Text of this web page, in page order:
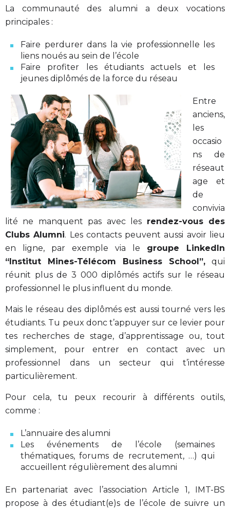
La communauté des alumni a deux vocations
principales :
Faire perdurer dans la vie professionnelle les
liens noués au sein de l’école
Faire profiter les étudiants actuels et les
jeunes diplômés de la force du réseau
Entre
anciens,
les
occasio
ns de
réseaut
age et
de
convivia
lité ne manquent pas avec les rendez-vous des
Clubs Alumni. Les contacts peuvent aussi avoir lieu
en ligne, par exemple via le groupe LinkedIn
“Institut Mines-Télécom Business School”, qui
réunit plus de 3 000 diplômés actifs sur le réseau
professionnel le plus influent du monde.
Mais le réseau des diplômés est aussi tourné vers les
étudiants. Tu peux donc t’appuyer sur ce levier pour
tes recherches de stage, d’apprentissage ou, tout
simplement, pour entrer en contact avec un
professionnel dans un secteur qui t’intéresse
particulièrement.
Pour cela, tu peux recourir à différents outils,
comme :
L’annuaire des alumni
Les événements de l’école (semaines
thématiques, forums de recrutement, …) qui
accueillent régulièrement des alumni
En partenariat avec l’association Article 1, IMT-BS
propose à des étudiant(e)s de l’école de suivre un